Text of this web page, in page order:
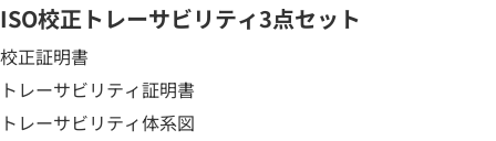
ISO校正 トレーサビリティ3点セット
校正証明書
トレーサビリティ証明書
トレーサビリティ体系図